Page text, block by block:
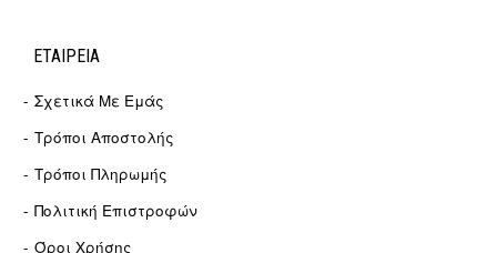
ΕΤΑΙΡΕΊΑ
Σχετικά Με Εμάς
Τρόποι Αποστολής
Τρόποι Πληρωμής
Πολιτική Επιστροφών
Όροι Χρήσης